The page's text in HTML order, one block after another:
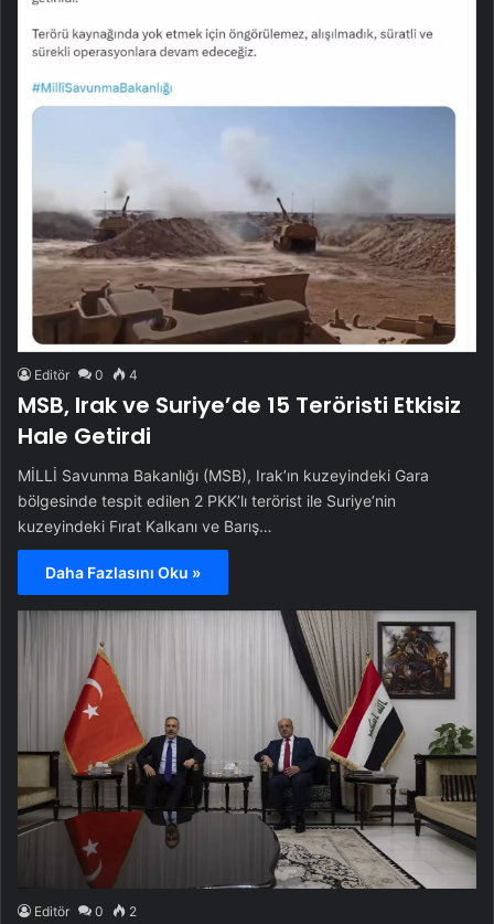
Editör 0 4
MSB, Irak ve Suriye’de 15 Teröristi Etkisiz
Hale Getirdi
MİLLİ Savunma Bakanlığı (MSB), Irak’ın kuzeyindeki Gara
bölgesinde tespit edilen 2 PKK’lı terörist ile Suriye’nin
kuzeyindeki Fırat Kalkanı ve Barış…
Daha Fazlasını Oku »
Editör 0 2